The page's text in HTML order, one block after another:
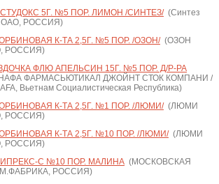
5Г. №5 ПОР. ЛИМОН /СИНТЕЗ/(Синтез
ОАО, РОССИЯ)
К-ТА 2,5Г. №5 ПОР. /ОЗОН/(ОЗОН
РОССИЯ)
ФЛЮ АПЕЛЬСИН 15Г. №5 ПОР. Д/Р-РА
ФАРМАСЬЮТИКАЛ ДЖОЙНТ СТОК КОМПАНИ /
Вьетнам Социалистическая Республика)
К-ТА 2,5Г. №1 ПОР. /ЛЮМИ/(ЛЮМИ
РОССИЯ)
К-ТА 2,5Г. №10 ПОР. /ЛЮМИ/(ЛЮМИ
РОССИЯ)
С №10 ПОР. МАЛИНА(МОСКОВСКАЯ
РОССИЯ)